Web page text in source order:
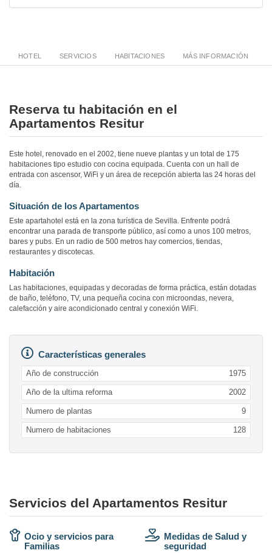
HOTEL SERVICIOS HABITACIONES MÁS INFORMACIÓN
Reserva tu habitación en el
Apartamentos Resitur
Este hotel, renovado en el 2002, tiene nueve plantas y un total de 175
habitaciones tipo estudio con cocina equipada. Cuenta con un hall de
entrada con ascensor, WiFi y un área de recepción abierta las 24 horas del
día.
Situación de los Apartamentos
Este apartahotel está en la zona turística de Sevilla. Enfrente podrá
encontrar una parada de transporte público, así como a unos 100 metros,
bares y pubs. En un radio de 500 metros hay comercios, tiendas,
restaurantes y discotecas.
Habitación
Las habitaciones, equipadas y decoradas de forma práctica, están dotadas
de baño, teléfono, TV, una pequeña cocina con microondas, nevera,
calefacción y aire acondicionado central y conexión WiFi.
Características generales
Año de construcción 1975
Año de la ultima reforma 2002
Numero de plantas 9
Numero de habitaciones 128
Servicios del Apartamentos Resitur
Ocio y servicios para
Familias
Medidas de Salud y
seguridad